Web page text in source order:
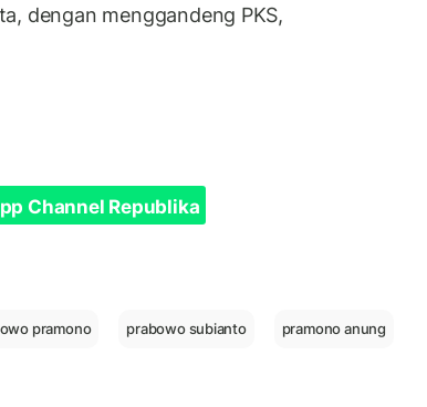
dengan menggandeng PKS,
Channel Republika
pramono prabowo subianto pramono anung